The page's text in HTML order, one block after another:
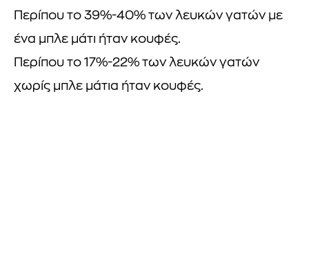
Περίπου το 39%-40% των λευκών γατών με
ένα μπλε μάτι ήταν κουφές.
Περίπου το 17%-22% των λευκών γατών
χωρίς μπλε μάτια ήταν κουφές.